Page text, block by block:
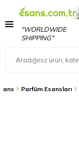
"WORLDWIDE
SHIPPING"
Parfüm Esansları